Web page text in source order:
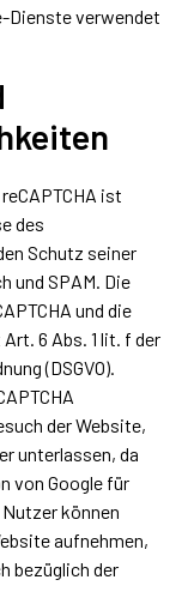
Dienste verwendet
ist
des
Schutz seiner
und SPAM. Die
und die
6 Abs. 1 lit. f der
(DSGVO).
der Website,
unterlassen, da
von Google für
können
aufnehmen,
bezüglich der